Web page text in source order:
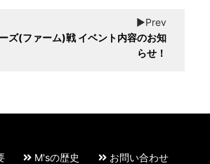
▶︎Prev
ズ(ファーム)戦 イベント内容のお知
らせ！
M'sの歴史 お問い合わせ